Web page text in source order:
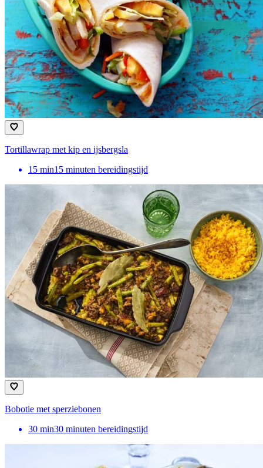
Tortillawrap met kip en ijsbergsla
15 min15 minuten bereidingstijd
Bobotie met sperziebonen
30 min30 minuten bereidingstijd